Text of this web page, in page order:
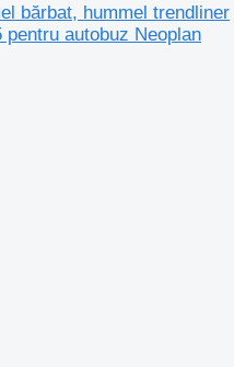
bărbat, hummel trendliner
pentru autobuz Neoplan